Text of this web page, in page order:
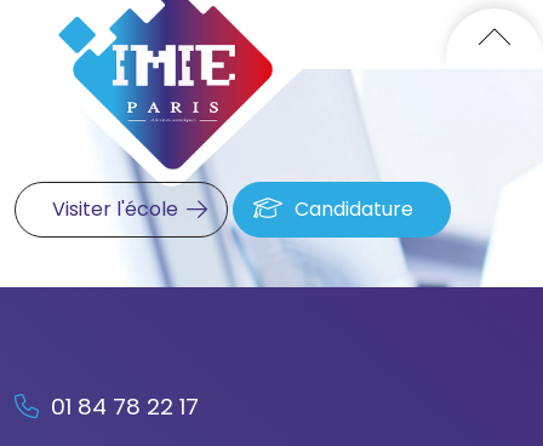
Visiter l'école Candidature
01 84 78 22 17